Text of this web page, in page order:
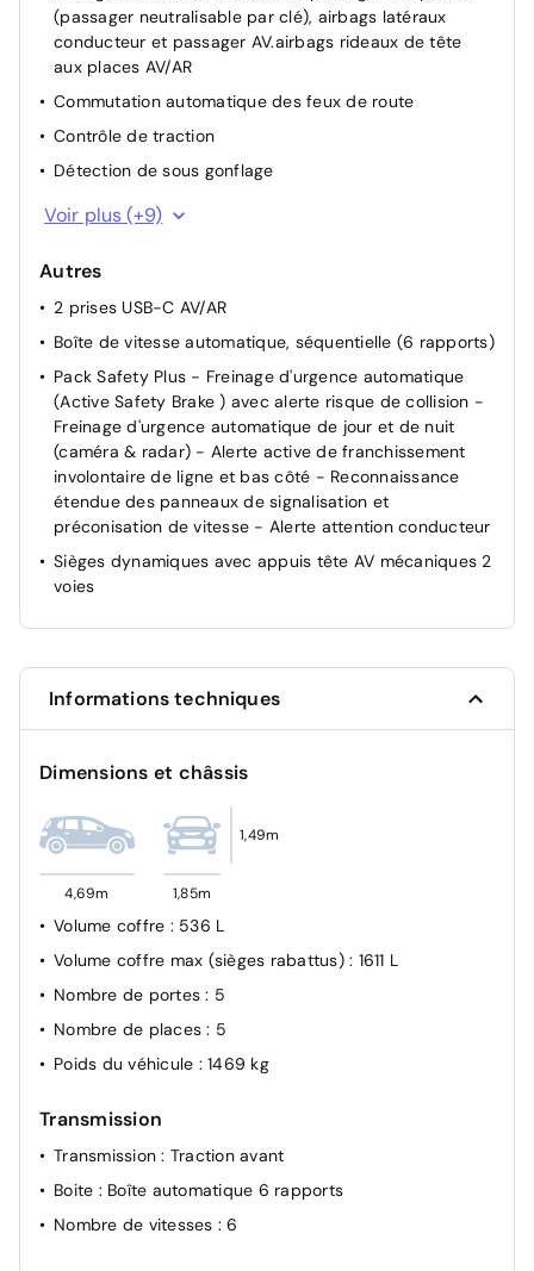
(passager neutralisable par clé), airbags latéraux
conducteur et passager AV.airbags rideaux de tête
aux places AV/AR
Commutation automatique des feux de route
Contrôle de traction
Détection de sous gonflage
Direction assistée électrique
pente)
Fixations ISOFIX aux 2 places latérales AR (Top Tether)
Frein de stationnement électrique
Lève-vitres AV/AR électriques et séquentiels avec
antipincement
Pack Drive Assist - Régulateur de vitesse adaptatif
avec fonction Stop&Go
Pare-brise teinté feuilleté acoustique
Sièges AV réglables en hauteur
Verrouillage centralisé
Voir plus (+9)
Autres
2 prises USB-C AV/AR
Boîte de vitesse automatique, séquentielle (6 rapports)
Pack Safety Plus - Freinage d'urgence automatique
(Active Safety Brake ) avec alerte risque de collision -
Freinage d'urgence automatique de jour et de nuit
(caméra & radar) - Alerte active de franchissement
involontaire de ligne et bas côté - Reconnaissance
étendue des panneaux de signalisation et
préconisation de vitesse - Alerte attention conducteur
Sièges dynamiques avec appuis tête AV mécaniques 2
voies
Informations techniques
Dimensions et châssis
4,69m 1,85m
1,49m
Volume coffre : 536 L
Volume coffre max (sièges rabattus) : 1611 L
Nombre de portes: 5
Nombre de places: 5
Poids du véhicule : 1469 kg
Transmission
Transmission: Traction avant
Boite : Boîte automatique 6 rapports
Nombre de vitesses : 6